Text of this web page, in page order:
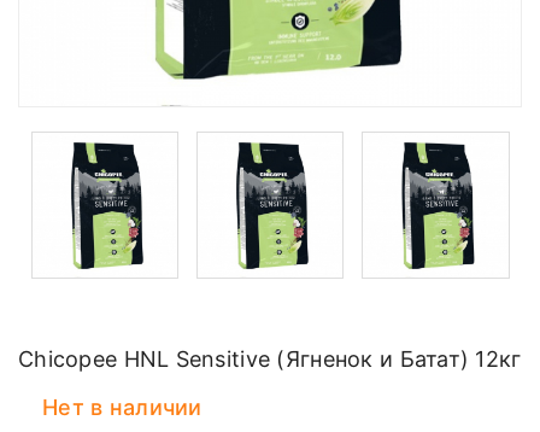
Chicopee HNL Sensitive (Ягненок и Батат) 12кг
Нет в наличии